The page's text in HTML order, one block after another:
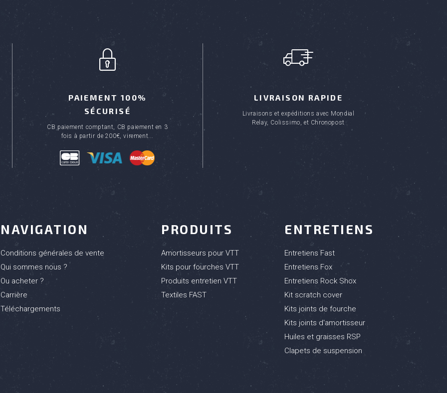
PAIEMENT 100%
SÉCURISÉ
CB paiement comptant, CB paiement en 3
fois à partir de 200€, virement...
LIVRAISON RAPIDE
Livraisons et expéditions avec Mondial
Relay, Colissimo, et Chronopost
NAVIGATION
Conditions générales de vente
Qui sommes nous ?
Ou acheter ?
Carrière
Téléchargements
PRODUITS
Amortisseurs pour VTT
Kits pour fourches VTT
Produits entretien VTT
Textiles FAST
ENTRETIENS
Entretiens Fast
Entretiens Fox
Entretiens Rock Shox
Kit scratch cover
Kits joints de fourche
Kits joints d'amortisseur
Huiles et graisses RSP
Clapets de suspension